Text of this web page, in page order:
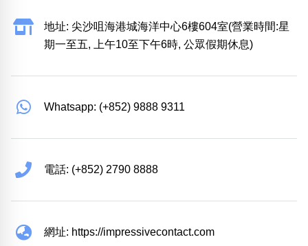
地址: 尖沙咀海港城海洋中心6樓604室(營業時間:星
期一至五, 上午10至下午6時, 公眾假期休息)
Whatsapp: (+852) 9888 9311
電話: (+852) 2790 8888
網址: https://impressivecontact.com